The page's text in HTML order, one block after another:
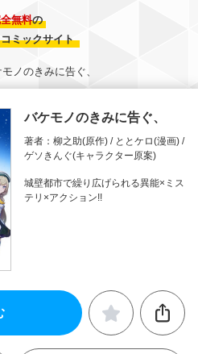
無料の
ミックサイト
ノのきみに告ぐ、
バケモノのきみに告ぐ、
著者：柳之助(原作) / ととケロ(漫画) /
ゲソきんぐ(キャラクター原案)
城壁都市で繰り広げられる異能×ミス
テリ×アクション!!